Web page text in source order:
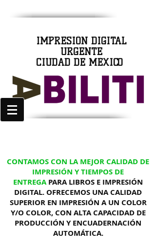
IMPRESIÓN DIGITAL
URGENTE
CIUDAD DE MÉXICO
CONTAMOS CON LA MEJOR CALIDAD DE
IMPRESIÓN Y TIEMPOS DE
ENTREGAPARA LIBROS E IMPRESIÓN
DIGITAL. OFRECEMOS UNA CALIDAD
SUPERIOR EN IMPRESIÓN A UN COLOR
Y/O COLOR, CON ALTA CAPACIDAD DE
PRODUCCIÓN Y ENCUADERNACIÓN
AUTOMÁTICA.